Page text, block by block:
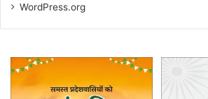
WordPress.org